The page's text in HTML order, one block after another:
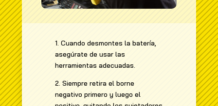
1. Cuando desmontes la batería,
asegúrate de usar las
herramientas adecuadas.
2. Siempre retira el borne
negativo primero y luego el